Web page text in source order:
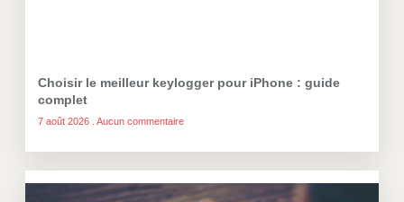
Choisir le meilleur keylogger pour iPhone : guide
complet
7 août 2026 Aucun commentaire